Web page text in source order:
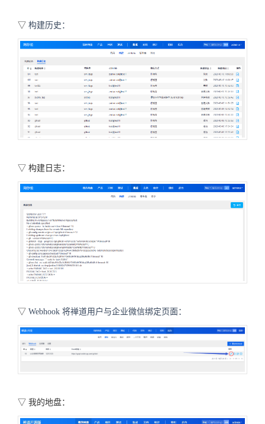
▽ 构建历史：
▽ 构建日志：
▽ Webhook 将禅道用户与企业微信绑定页面：
▽ 我的地盘：